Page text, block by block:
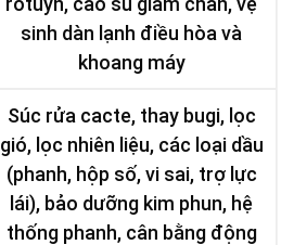
sinh dàn lạnh điều hòa và
khoang máy
Súc rửa cacte, thay bugi, lọc
gió, lọc nhiên liệu, các loại dầu
(phanh, hộp số, vi sai, trợ lực
lái), bảo dưỡng kim phun, hệ
thống phanh, cân bằng động